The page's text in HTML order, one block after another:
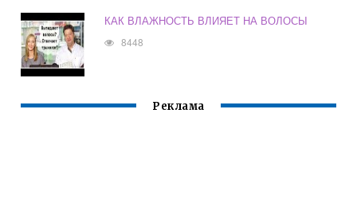
КАК ВЛАЖНОСТЬ ВЛИЯЕТ НА ВОЛОСЫ
8448
Реклама